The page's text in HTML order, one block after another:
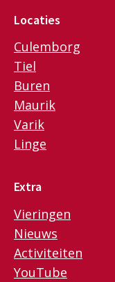
Locaties
Culemborg
Tiel
Buren
Maurik
Varik
Linge
Extra
Vieringen
Nieuws
Activiteiten
YouTube